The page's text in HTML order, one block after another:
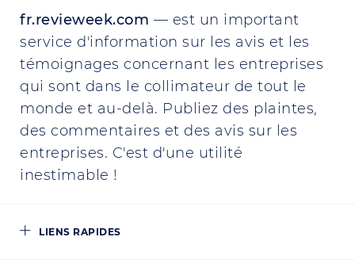
fr.revieweek.com — est un important
service d'information sur les avis et les
témoignages concernant les entreprises
qui sont dans le collimateur de tout le
monde et au-delà. Publiez des plaintes,
des commentaires et des avis sur les
entreprises. C'est d'une utilité
inestimable !
LIENS RAPIDES